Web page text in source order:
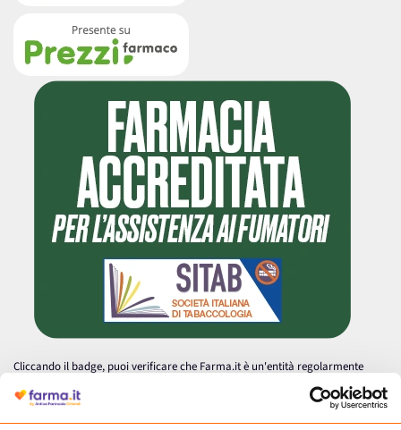
Cliccando il badge, puoi verificare che Farma.it è un'entità regolarmente
autorizzata dal Ministero della Salute a effettuare la vendita online di
medicinali.